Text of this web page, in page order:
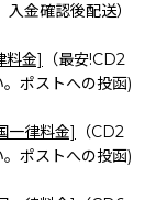
金確認後配送）
料金]
（最安!CD2
ポストへの投函)
一律料金]
（CD2
ポストへの投函)